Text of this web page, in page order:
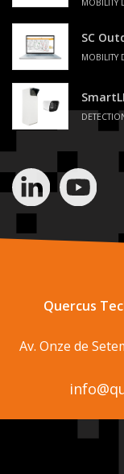
MOBILITY
SC
MOBILITY
Quercus
Av. Onze de